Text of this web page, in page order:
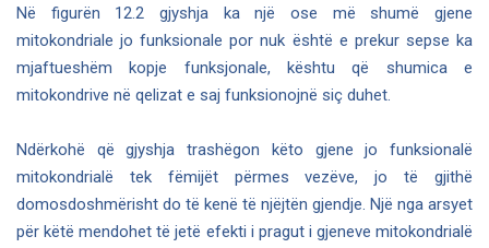
Në figurën 12.2 gjyshja ka një ose më shumë gjene
mitokondriale jo funksionale por nuk është e prekur sepse ka
mjaftueshëm kopje funksjonale, kështu që shumica e
mitokondrive në qelizat e saj funksionojnë siç duhet.
Ndërkohë që gjyshja trashëgon këto gjene jo funksionalë
mitokondrialë tek fëmijët përmes vezëve, jo të gjithë
domosdoshmërisht do të kenë të njëjtën gjendje. Një nga arsyet
për këtë mendohet të jetë efekti i pragut i gjeneve mitokondrialë